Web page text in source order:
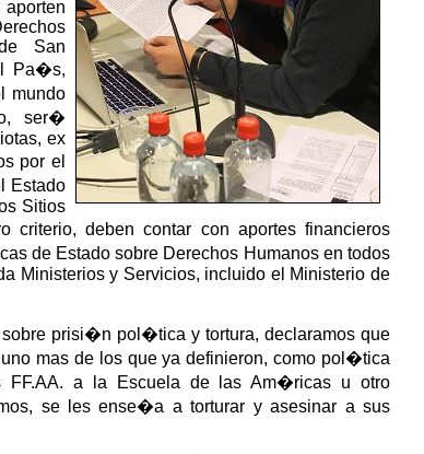
San
Pa�s,
mundo
ser�
ex
por el
Estado
Sitios
deben contar con aportes financieros
de Estado sobre Derechos Humanos en todos
Ministerios y Servicios, incluido el Ministerio de
prisi�n pol�tica y tortura, declaramos que
mas de los que ya definieron, como pol�tica
a la Escuela de las Am�ricas u otro
se les ense�a a torturar y asesinar a sus